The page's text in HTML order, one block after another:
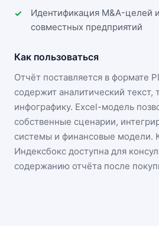
Идентификация M&A-целей
совместных предприятий
Как пользоваться
Отчёт поставляется в формате
содержит аналитический текст,
инфографику. Excel-модель
собственные сценарии,
системы и финансовые модели.
Индексбокс доступна для
содержанию отчёта после